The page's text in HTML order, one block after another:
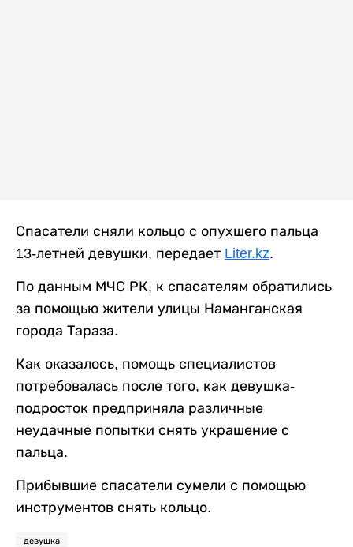
Спасатели сняли кольцо с опухшего пальца
13-летней девушки, передает Liter.kz.
По данным МЧС РК, к спасателям обратились
за помощью жители улицы Наманганская
города Тараза.
Как оказалось, помощь специалистов
потребовалась после того, как девушка-
подросток предприняла различные
неудачные попытки снять украшение с
пальца.
Прибывшие спасатели сумели с помощью
инструментов снять кольцо.
девушка